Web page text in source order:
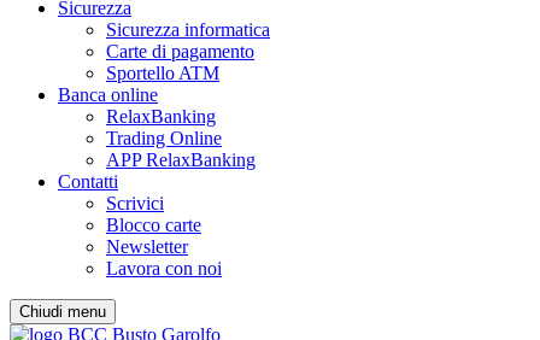
Sicurezza
Sicurezza informatica
Carte di pagamento
Sportello ATM
Banca online
RelaxBanking
Trading Online
APP RelaxBanking
Contatti
Scrivici
Blocco carte
Newsletter
Lavora con noi
Chiudi menu